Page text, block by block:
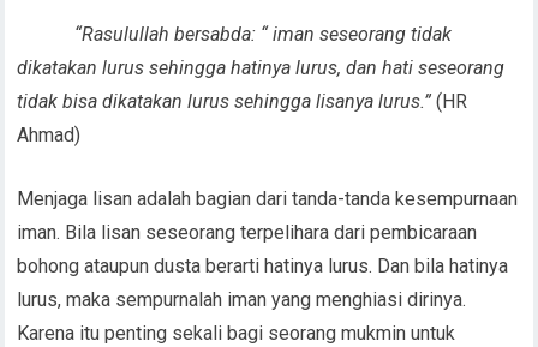
“Rasulullah bersabda: “ iman seseorang tidak
dikatakan lurus sehingga hatinya lurus, dan hati seseorang
tidak bisa dikatakan lurus sehingga lisanya lurus.”(HR
Ahmad)
Menjaga lisan adalah bagian dari tanda-tanda kesempurnaan
iman. Bila lisan seseorang terpelihara dari pembicaraan
bohong ataupun dusta berarti hatinya lurus. Dan bila hatinya
lurus, maka sempurnalah iman yang menghiasi dirinya.
Karena itu penting sekali bagi seorang mukmin untuk